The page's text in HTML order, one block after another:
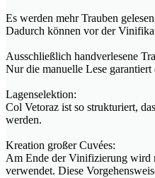
Es werden mehr Trauben
Dadurch können vor der
Ausschließlich handverlesene
Nur die manuelle Lese
Lagenselektion:
Col Vetoraz ist so strukturiert,
werden.
Kreation großer Cuvées:
Am Ende der Vinifizierung wird
verwendet. Diese